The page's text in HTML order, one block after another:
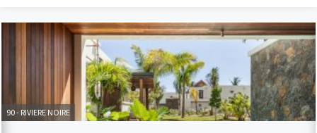
90 - RIVIERE NOIRE